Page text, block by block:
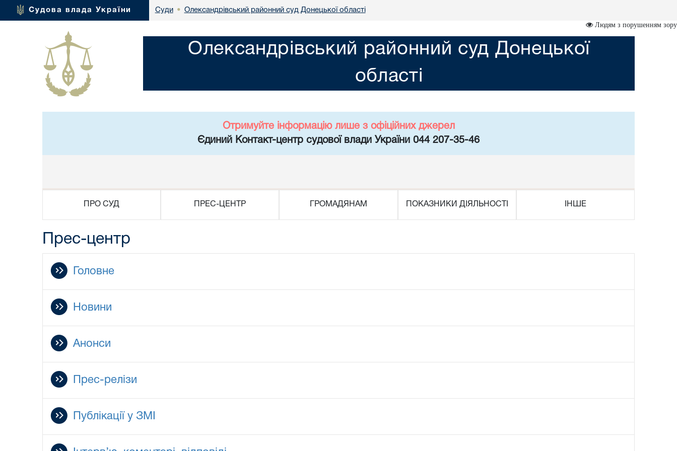
Судова влада України Суди • Олександрівський районний суд Донецької області
Людям з порушенням зору
Олександрівський районний суд Донецької
області
Отримуйте інформацію лише з офіційних джерел
Єдиний Контакт-центр судової влади України 044 207-35-46
ПРО СУД ПРЕС-ЦЕНТР ГРОМАДЯНАМ ПОКАЗНИКИ ДІЯЛЬНОСТІ ІНШЕ
Прес-центр
Головне
Новини
Анонси
Прес-релізи
Публікації у ЗМІ